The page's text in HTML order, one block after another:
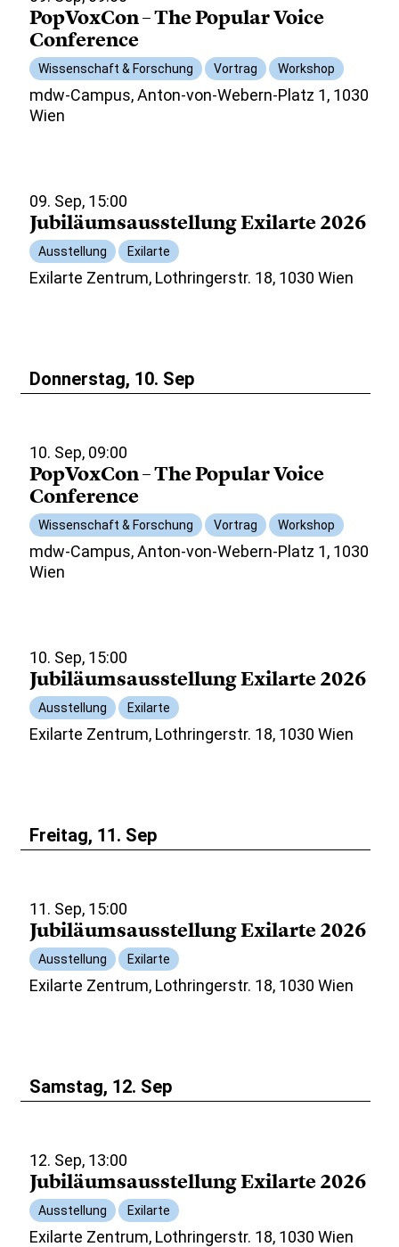
PopVoxCon – The Popular Voice
Conference
Wissenschaft & Forschung Vortrag Workshop
mdw-Campus, Anton-von-Webern-Platz 1, 1030
Wien
09. Sep, 15:00
Jubiläumsausstellung Exilarte 2026
Ausstellung Exilarte
Exilarte Zentrum, Lothringerstr. 18, 1030 Wien
Donnerstag, 10. Sep
10. Sep, 09:00
PopVoxCon – The Popular Voice
Conference
Wissenschaft & Forschung Vortrag Workshop
mdw-Campus, Anton-von-Webern-Platz 1, 1030
Wien
10. Sep, 15:00
Jubiläumsausstellung Exilarte 2026
Ausstellung Exilarte
Exilarte Zentrum, Lothringerstr. 18, 1030 Wien
Freitag, 11. Sep
11. Sep, 15:00
Jubiläumsausstellung Exilarte 2026
Ausstellung Exilarte
Exilarte Zentrum, Lothringerstr. 18, 1030 Wien
Samstag, 12. Sep
12. Sep, 13:00
Jubiläumsausstellung Exilarte 2026
Ausstellung Exilarte
Exilarte Zentrum, Lothringerstr. 18, 1030 Wien